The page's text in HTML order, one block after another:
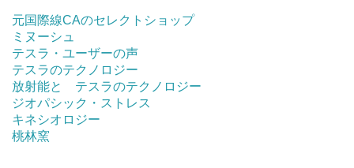
元国際線CAのセレクトショップ
ミヌーシュ
テスラ・ユーザーの声
テスラのテクノロジー
放射能と テスラのテクノロジー
ジオパシック・ストレス
キネシオロジー
桃林窯